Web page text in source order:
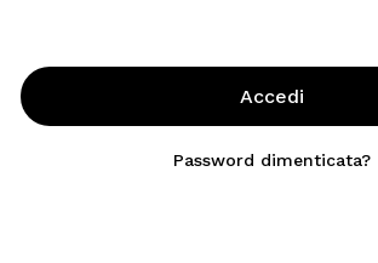
Accedi
Password dimenticata?